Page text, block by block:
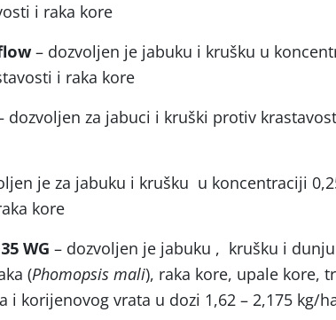
i raka kore
– dozvoljen je jabuku i krušku u
i raka kore
dozvoljen za jabuci i kruški protiv
je za jabuku i krušku u koncentraciji
kore
WG – dozvoljen je jabuku , krušku i
(Phomopsis mali), raka kore, upale kore,
i korijenovog vrata u dozi 1,62 – 2,175 kg/